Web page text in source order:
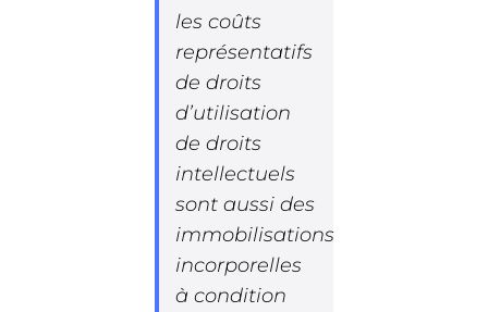
les coûts
représentatifs
de droits
d’utilisation
de droits
intellectuels
sont aussi des
immobilisations
incorporelles
à condition